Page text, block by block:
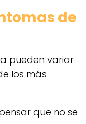
de
pueden variar
los más
que no se